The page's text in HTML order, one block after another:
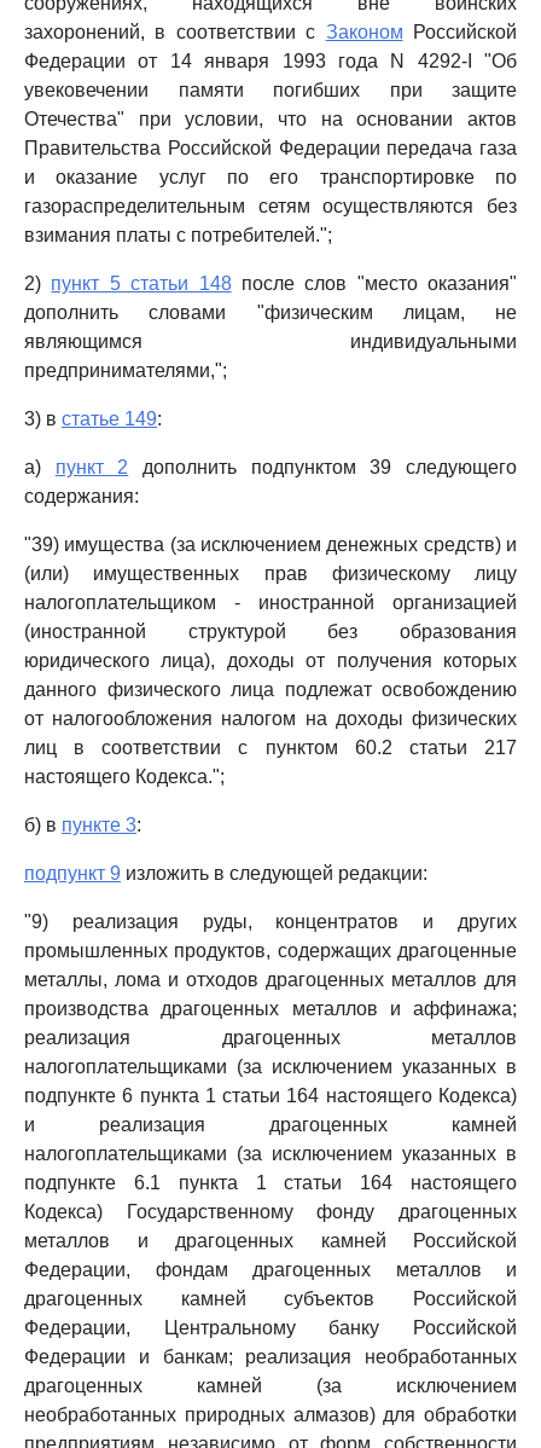
захоронений, в соответствии с Законом Российской
Федерации от 14 января 1993 года N 4292-I "Об
увековечении памяти погибших при защите
Отечества" при условии, что на основании актов
Правительства Российской Федерации передача газа
и оказание услуг по его транспортировке по
газораспределительным сетям осуществляются без
взимания платы с потребителей.";
2) пункт 5 статьи 148после слов "место оказания"
дополнить словами "физическим лицам, не
являющимся индивидуальными
предпринимателями,";
3) в статье 149:
а) пункт 2 дополнить подпунктом 39 следующего
содержания:
"39) имущества (за исключением денежных средств) и
(или) имущественных прав физическому лицу
налогоплательщиком - иностранной организацией
(иностранной структурой без образования
юридического лица), доходы от получения которых
данного физического лица подлежат освобождению
от налогообложения налогом на доходы физических
лиц в соответствии с пунктом 60.2 статьи 217
настоящего Кодекса.";
б) в пункте 3:
подпункт 9 изложить в следующей редакции:
"9) реализация руды, концентратов и других
промышленных продуктов, содержащих драгоценные
металлы, лома и отходов драгоценных металлов для
производства драгоценных металлов и аффинажа;
реализация драгоценных металлов
налогоплательщиками (за исключением указанных в
подпункте 6 пункта 1 статьи 164 настоящего Кодекса)
и реализация драгоценных камней
налогоплательщиками (за исключением указанных в
подпункте 6.1 пункта 1 статьи 164 настоящего
Кодекса) Государственному фонду драгоценных
металлов и драгоценных камней Российской
Федерации, фондам драгоценных металлов и
драгоценных камней субъектов Российской
Федерации, Центральному банку Российской
Федерации и банкам; реализация необработанных
драгоценных камней (за исключением
необработанных природных алмазов) для обработки
предприятиям независимо от форм собственности